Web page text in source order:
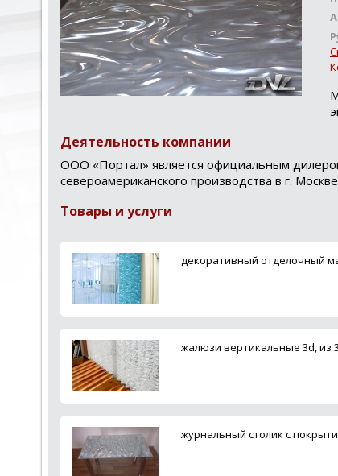
Деятельность компании
ООО «Портал» является официальным
североамериканского производства в г.
Товары и услуги
декоративный отделочный
жалюзи вертикальные 3d, из
журнальный столик с